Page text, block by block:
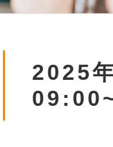
2025